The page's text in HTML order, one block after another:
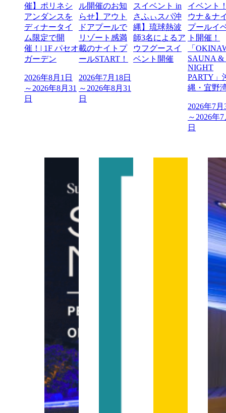
催】ポリネシ
アンダンスを
ディナータイ
ム限定で開
催！| 1F パセオ
ガーデン
2026年8月1日
～2026年8月31
日
ル開催のお知
らせ】アウト
ドアプールで
リゾート感満
載のナイトプ
ールSTART！
2026年7月18日
～2026年8月31
日
スイベント in
さふぃスパ沖
縄】琉球熱波
師3名によるア
ウフグースイ
ベント開催
イベント
ウナ＆ナ
プールイ
ト開催！
「
SAUNA &
NIGHT
PARTY」
縄・宜野
2026年7月
～2026年
日